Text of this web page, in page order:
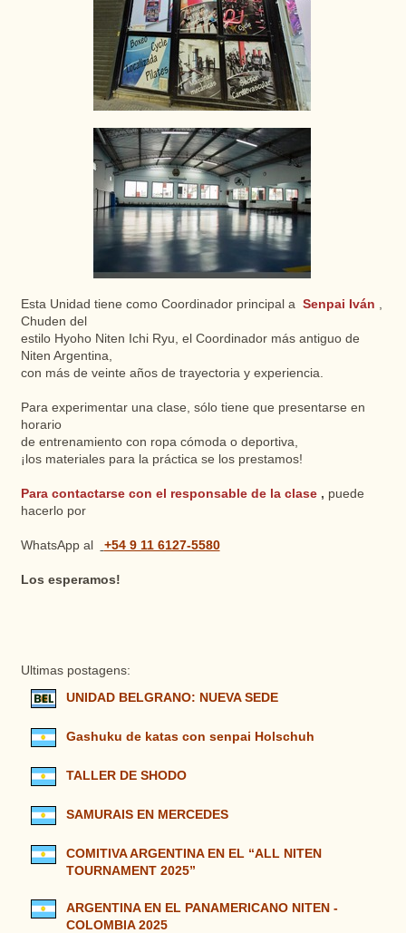
Esta Unidad tiene como Coordinador principal a Senpai Iván ,
Chuden del
estilo Hyoho Niten Ichi Ryu, el Coordinador más antiguo de
Niten Argentina,
con más de veinte años de trayectoria y experiencia.
Para experimentar una clase, sólo tiene que presentarse en
horario
de entrenamiento con ropa cómoda o deportiva,
¡los materiales para la práctica se los prestamos!
Para contactarse con el responsable de la clase , puede
hacerlo por
WhatsApp al +54 9 11 6127-5580
Los esperamos!
Ultimas postagens:
UNIDAD BELGRANO: NUEVA SEDE
Gashuku de katas con senpai Holschuh
TALLER DE SHODO
SAMURAIS EN MERCEDES
COMITIVA ARGENTINA EN EL “ALL NITEN
TOURNAMENT 2025”
ARGENTINA EN EL PANAMERICANO NITEN -
COLOMBIA 2025